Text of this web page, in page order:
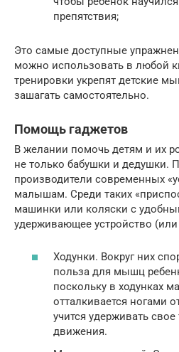
препятствия;
Это самые доступные
можно использовать в любой
тренировки укрепят детские
зашагать самостоятельно.
Помощь гаджетов
В желании помочь детям и их
не только бабушки и дедушки.
производители современных
малышам. Среди таких
машинки или коляски с
удерживающее устройство
Ходунки. Вокруг них
польза для мышц
поскольку в ходунках
отталкивается ногами
учится удерживать
движения.